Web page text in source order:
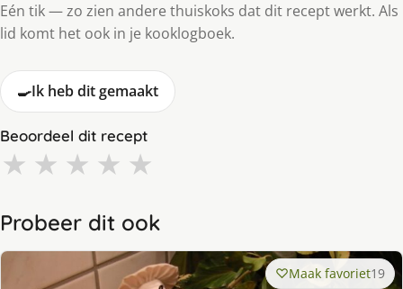
Eén tik — zo zien andere thuiskoks dat dit recept werkt. Als
lid komt het ook in je kooklogboek.
🍳Ik heb dit gemaakt
Beoordeel dit recept
★ ★ ★ ★ ★
Probeer dit ook
Maak favoriet19